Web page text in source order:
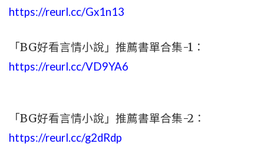
https://reurl.cc/Gx1n13
「BG好看言情小說」推薦書單合集-1：
https://reurl.cc/VD9YA6
「BG好看言情小說」推薦書單合集-2：
https://reurl.cc/g2dRdp